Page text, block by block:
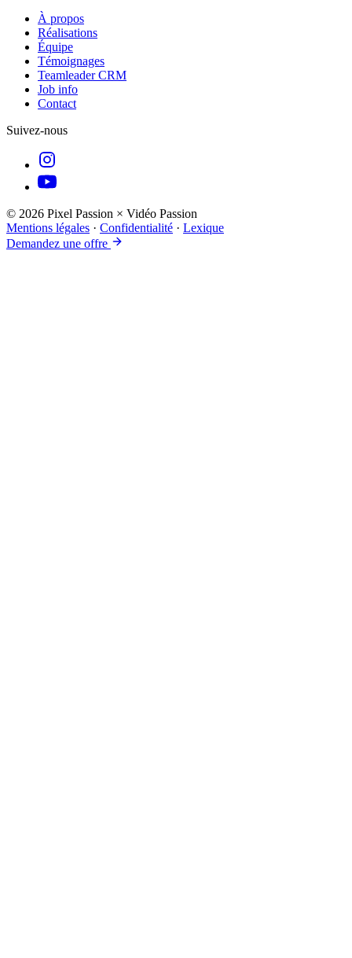
À propos
Réalisations
Équipe
Témoignages
Teamleader CRM
Job info
Contact
Suivez-nous
© 2026 Pixel Passion × Vidéo Passion
Mentions légales · Confidentialité · Lexique
Demandez une offre